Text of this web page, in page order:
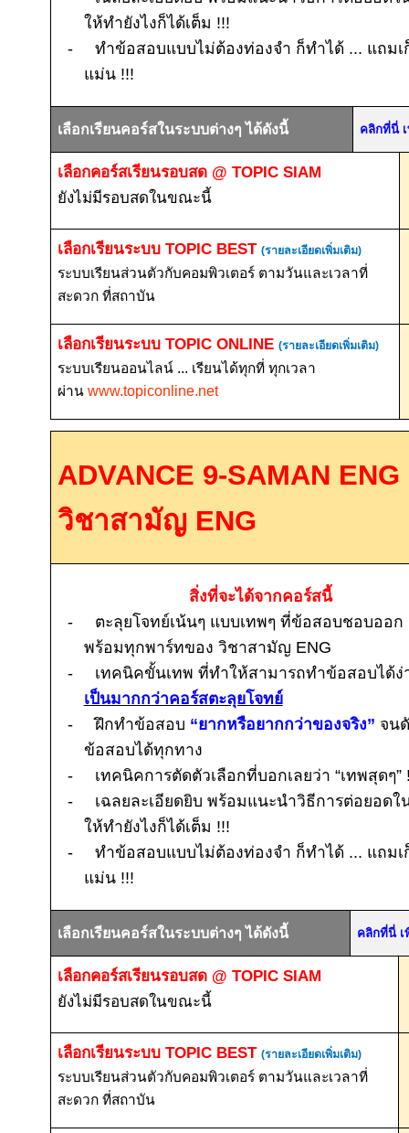
ให้ทำยังไงก็ได้เต็ม !!!
-
ทำข้อสอบแบบไม่ต้องท่องจำ ก็ทำได้ ... แถมเ
แม่น !!!
เลือกเรียนคอร์สในระบบต่างๆ ได้ดังนี้ คลิกที่นี่
เลือกคอร์สเรียนรอบสด @ TOPIC SIAM
ยังไม่มีรอบสดในขณะนี้
เลือกเรียนระบบTOPIC BEST (รายละเอียดเพิ่มเติม)
ระบบเรียนส่วนตัวกับคอมพิวเตอร์ ตามวันและเวลาที่
สะดวก ที่สถาบัน
เลือกเรียนระบบTOPIC ONLINE (รายละเอียดเพิ่มเติม)
ระบบเรียนออนไลน์ ... เรียนได้ทุกที่ ทุกเวลา
ผ่านwww.topiconline.net
ADVANCE 9-SAMAN
วิชาสามัญ ENG
สิ่งที่จะได้จากคอร์สนี้
-
ตะลุยโจทย์เน้นๆ แบบเทพๆ ที่ข้อสอบชอบออก
พร้อมทุกพาร์ทของ วิชาสามัญ ENG
-
เทคนิคขั้นเทพ ที่ทำให้สามารถทำข้อสอบได้ง่
เป็นมากกว่าคอร์สตะลุยโจทย์
-
ฝึกทำข้อสอบ “ยากหรือยากกว่าของจริง” จน
ข้อสอบได้ทุกทาง
-
เทคนิคการตัดตัวเลือกที่บอกเลยว่า “เทพสุดๆ”
-
เฉลยละเอียดยิบ พร้อมแนะนำวิธีการต่อยอด
ให้ทำยังไงก็ได้เต็ม !!!
-
ทำข้อสอบแบบไม่ต้องท่องจำ ก็ทำได้ ... แถมเ
แม่น !!!
เลือกเรียนคอร์สในระบบต่างๆ ได้ดังนี้ คลิกที่นี่ เ
เลือกคอร์สเรียนรอบสด @ TOPIC SIAM
ยังไม่มีรอบสดในขณะนี้
เลือกเรียนระบบTOPIC BEST (รายละเอียดเพิ่มเติม)
ระบบเรียนส่วนตัวกับคอมพิวเตอร์ ตามวันและเวลาที่
สะดวก ที่สถาบัน